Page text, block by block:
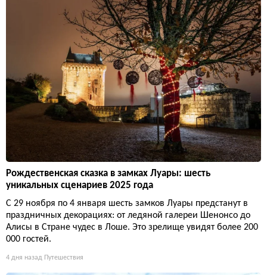
Рождественская сказка в замках Луары: шесть
уникальных сценариев 2025 года
С 29 ноября по 4 января шесть замков Луары предстанут в
праздничных декорациях: от ледяной галереи Шенонсо до
Алисы в Стране чудес в Лоше. Это зрелище увидят более 200
000 гостей.
4 дня назад Путешествия